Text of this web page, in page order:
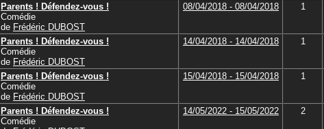
Parents ! Défendez-vous !
Comédie
de Frédéric DUBOST
08/04/2018 - 08/04/2018 1
Parents ! Défendez-vous !
Comédie
de Frédéric DUBOST
14/04/2018 - 14/04/2018 1
Parents ! Défendez-vous !
Comédie
de Frédéric DUBOST
15/04/2018 - 15/04/2018 1
Parents ! Défendez-vous !
Comédie
14/05/2022 - 15/05/2022 2